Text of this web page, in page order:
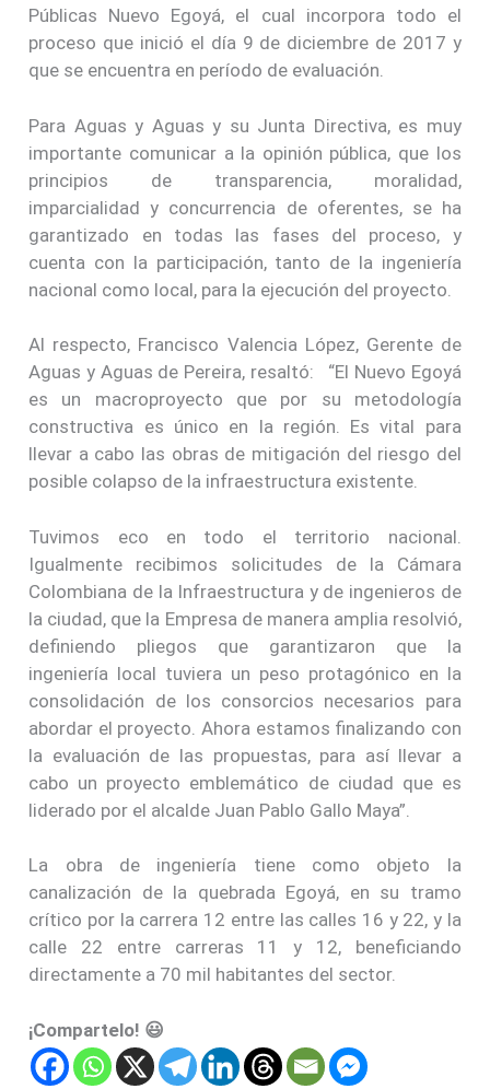
Públicas Nuevo Egoyá, el cual incorpora todo el
proceso que inició el día 9 de diciembre de 2017 y
que se encuentra en período de evaluación.
Para Aguas y Aguas y su Junta Directiva, es muy
importante comunicar a la opinión pública, que los
principios de transparencia, moralidad,
imparcialidad y concurrencia de oferentes, se ha
garantizado en todas las fases del proceso, y
cuenta con la participación, tanto de la ingeniería
nacional como local, para la ejecución del proyecto.
Al respecto, Francisco Valencia López, Gerente de
Aguas y Aguas de Pereira, resaltó: “El Nuevo Egoyá
es un macroproyecto que por su metodología
constructiva es único en la región. Es vital para
llevar a cabo las obras de mitigación del riesgo del
posible colapso de la infraestructura existente.
Tuvimos eco en todo el territorio nacional.
Igualmente recibimos solicitudes de la Cámara
Colombiana de la Infraestructura y de ingenieros de
la ciudad, que la Empresa de manera amplia resolvió,
definiendo pliegos que garantizaron que la
ingeniería local tuviera un peso protagónico en la
consolidación de los consorcios necesarios para
abordar el proyecto. Ahora estamos finalizando con
la evaluación de las propuestas, para así llevar a
cabo un proyecto emblemático de ciudad que es
liderado por el alcalde Juan Pablo Gallo Maya”.
La obra de ingeniería tiene como objeto la
canalización de la quebrada Egoyá, en su tramo
crítico por la carrera 12 entre las calles 16 y 22, y la
calle 22 entre carreras 11 y 12, beneficiando
directamente a 70 mil habitantes del sector.
¡Compartelo! 😃